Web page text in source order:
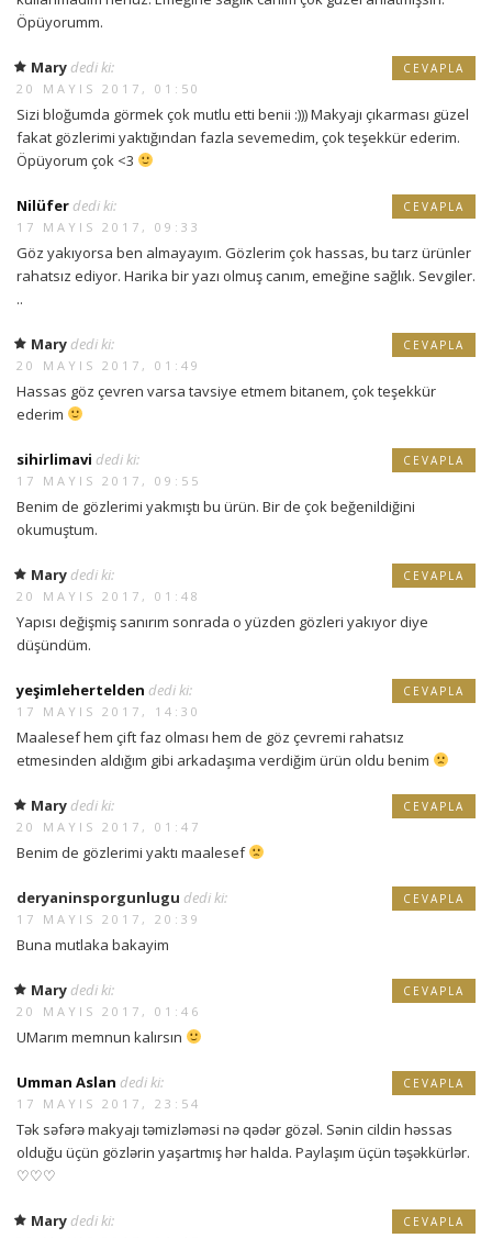
Öpüyorumm.
Mary dedi ki:
20 MAYIS 2017, 01:50
Sizi bloğumda görmek çok mutlu etti benii :))) Makyajı çıkarması güzel
fakat gözlerimi yaktığından fazla sevemedim, çok teşekkür ederim.
Öpüyorum çok <3
CEVAPLA
Nilüfer dedi ki:
17 MAYIS 2017, 09:33
Göz yakıyorsa ben almayayım. Gözlerim çok hassas, bu tarz ürünler
rahatsız ediyor. Harika bir yazı olmuş canım, emeğine sağlık. Sevgiler.
..
CEVAPLA
Mary dedi ki:
20 MAYIS 2017, 01:49
Hassas göz çevren varsa tavsiye etmem bitanem, çok teşekkür
ederim
CEVAPLA
sihirlimavi dedi ki:
17 MAYIS 2017, 09:55
Benim de gözlerimi yakmıştı bu ürün. Bir de çok beğenildiğini
okumuştum.
CEVAPLA
Mary dedi ki:
20 MAYIS 2017, 01:48
Yapısı değişmiş sanırım sonrada o yüzden gözleri yakıyor diye
düşündüm.
CEVAPLA
yeşimlehertelden dedi ki:
17 MAYIS 2017, 14:30
Maalesef hem çift faz olması hem de göz çevremi rahatsız
etmesinden aldığım gibi arkadaşıma verdiğim ürün oldu benim
CEVAPLA
Mary dedi ki:
20 MAYIS 2017, 01:47
Benim de gözlerimi yaktı maalesef
CEVAPLA
deryaninsporgunlugu dedi ki:
17 MAYIS 2017, 20:39
Buna mutlaka bakayim
CEVAPLA
Mary dedi ki:
20 MAYIS 2017, 01:46
UMarım memnun kalırsın
CEVAPLA
Umman Aslan dedi ki:
17 MAYIS 2017, 23:54
Tək səfərə makyajı təmizləməsi nə qədər gözəl. Sənin cildin həssas
olduğu üçün gözlərin yaşartmış hər halda. Paylaşım üçün təşəkkürlər.
♡♡♡
CEVAPLA
Mary dedi ki: CEVAPLA